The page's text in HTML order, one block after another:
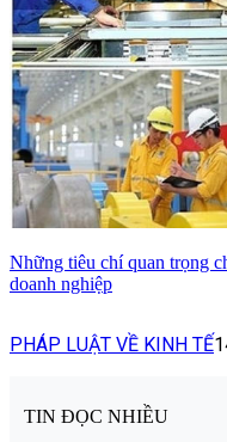
Những tiêu chí quan trọng
doanh nghiệp
PHÁP LUẬT VỀ KINH TẾ
TIN ĐỌC NHIỀU